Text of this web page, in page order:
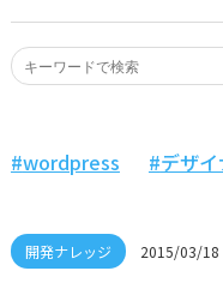
2015/03/18
wordpress デザイ